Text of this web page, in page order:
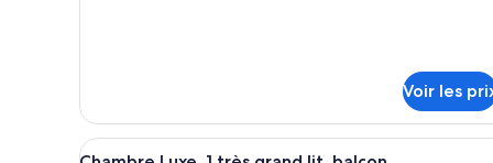
lit
(Atrium
de
chambre
Chambre
Voir les
Afficher
Une chambre d’hôtel
7